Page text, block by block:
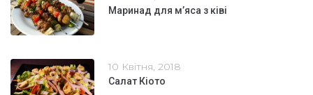
Маринад для м’яса з ківі
10 Квітня, 2018
Салат Кіото